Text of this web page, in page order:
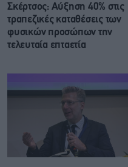
Σκέρτσος: Αύξηση 40% στις
τραπεζικές καταθέσεις των
φυσικών προσώπων την
τελευταία επταετία